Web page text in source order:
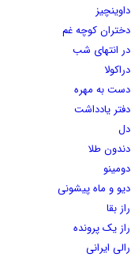
داوینچیز
دختران کوچه غم
در انتهای شب
دراکولا
دست به مهره
دفتر یادداشت
دل
دندون طلا
دومینو
دیو و ماه پیشونی
راز بقا
راز یک پرونده
رالی ایرانی